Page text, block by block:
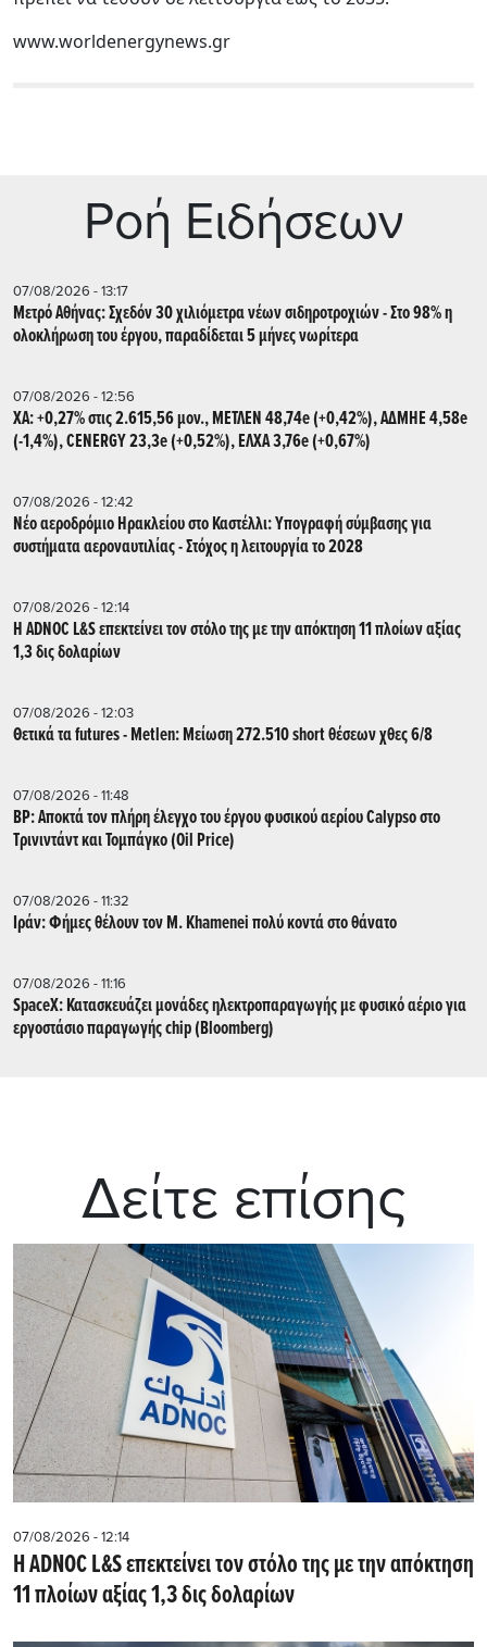
www.worldenergynews.gr
Ρoή Ειδήσεων
07/08/2026 - 13:17
Μετρό Αθήνας: Σχεδόν 30 χιλιόμετρα νέων σιδηροτροχιών - Στο 98% η
ολοκλήρωση του έργου, παραδίδεται 5 μήνες νωρίτερα
07/08/2026 - 12:56
ΧΑ: +0,27% στις 2.615,56 μον., ΜΕΤΛΕΝ 48,74e (+0,42%), ΑΔΜΗΕ 4,58e
(-1,4%), CENERGY 23,3e (+0,52%), ΕΛΧΑ 3,76e (+0,67%)
07/08/2026 - 12:42
Νέο αεροδρόμιο Ηρακλείου στο Καστέλλι: Υπογραφή σύμβασης για
συστήματα αεροναυτιλίας - Στόχος η λειτουργία το 2028
07/08/2026 - 12:14
Η ADNOC L&S επεκτείνει τον στόλο της με την απόκτηση 11 πλοίων αξίας
1,3 δις δολαρίων
07/08/2026 - 12:03
Θετικά τα futures - Metlen: Μείωση 272.510 short θέσεων χθες 6/8
07/08/2026 - 11:48
BP: Αποκτά τον πλήρη έλεγχο του έργου φυσικού αερίου Calypso στο
Τρινιντάντ και Τομπάγκο (Oil Price)
07/08/2026 - 11:32
Ιράν: Φήμες θέλουν τον Μ. Khamenei πολύ κοντά στο θάνατο
07/08/2026 - 11:16
SpaceX: Κατασκευάζει μονάδες ηλεκτροπαραγωγής με φυσικό αέριο για
εργοστάσιο παραγωγής chip (Bloomberg)
Δείτε επίσης
07/08/2026 - 12:14
Η ADNOC L&S επεκτείνει τον στόλο της με την απόκτηση
11 πλοίων αξίας 1,3 δις δολαρίων